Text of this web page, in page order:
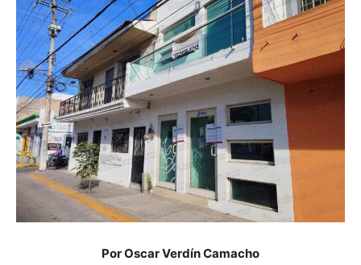
Por Oscar Verdín Camacho